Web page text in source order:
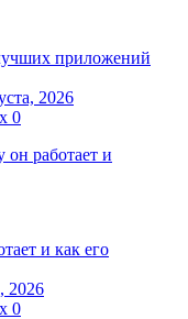
приложений
2026
0
и как его
2026
0